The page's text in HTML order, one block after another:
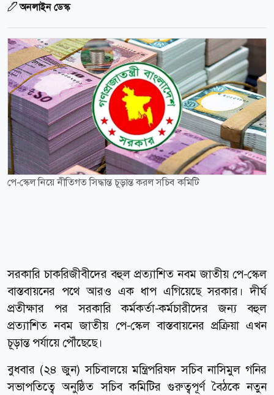
অনলাইন ডেস্ক
পে-স্কেল নিয়ে নীতিগত সিদ্ধান্ত চূড়ান্ত করল সচিব কমিটি
সরকারি চাকরিজীবীদের বহুল প্রত্যাশিত নবম জাতীয় পে-স্কেল
বাস্তবায়নের পথে আরও এক ধাপ এগিয়েছে সরকার। দীর্ঘ
প্রতীক্ষার পর সরকারি কর্মকর্তা-কর্মচারীদের জন্য বহুল
প্রত্যাশিত নবম জাতীয় পে-স্কেল বাস্তবায়নের প্রক্রিয়া এখন
চূড়ান্ত পর্যায়ে পৌঁছেছে।
বুধবার (২৪ জুন) সচিবালয়ে মন্ত্রিপরিষদ সচিব নাসিমুল গনির
সভাপতিত্বে অনুষ্ঠিত সচিব কমিটির গুরুত্বপূর্ণ বৈঠকে নতুন